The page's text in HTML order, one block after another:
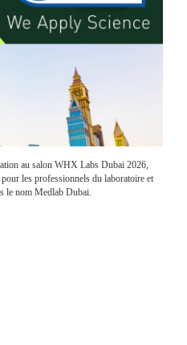
au salon WHX Labs Dubai 2026,
les professionnels du laboratoire et
le nom Medlab Dubai.